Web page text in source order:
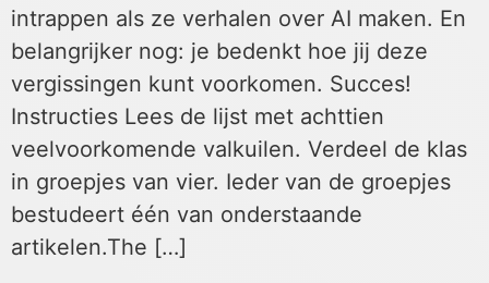
intrappen als ze verhalen over AI maken. En
belangrijker nog: je bedenkt hoe jij deze
vergissingen kunt voorkomen. Succes!
Instructies Lees de lijst met achttien
veelvoorkomende valkuilen. Verdeel de klas
in groepjes van vier. Ieder van de groepjes
bestudeert één van onderstaande
artikelen.The […]